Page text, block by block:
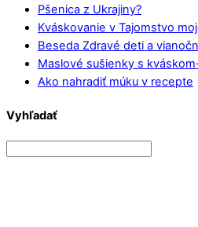
Pšenica z Ukrajiny?
Kváskovanie v Tajomstvo
Beseda Zdravé deti a
Maslové sušienky s
Ako nahradiť múku v recepte
Vyhľadať